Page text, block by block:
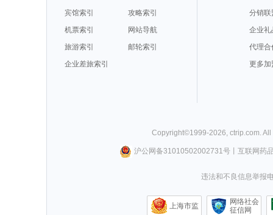
宾馆索引
攻略索引
机票索引
网站导航
旅游索引
邮轮索引
企业差旅索引
分销联
企业礼
代理合
更多加
Copyright©1999-2026 ctrip.com .
沪公网备31010502002731号丨 互联网药
违法和不良信息举报
上海市监
网络社会
征信网